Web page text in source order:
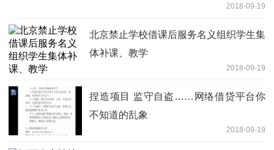
2018-09-19
北京禁止学校借课后服务名义组织学生集
体补课、教学
2018-09-19
捏造项目 监守自盗……网络借贷平台你
不知道的乱象
2018-09-19